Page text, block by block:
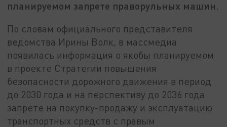
планируемом запрете праворульных машин.
По словам официального представителя
ведомства Ирины Волк, в массмедиа
появилась информация о якобы планируемом
в проекте Стратегии повышения
безопасности дорожного движения в период
до 2030 года и на перспективу до 2036 года
запрете на покупку-продажу и эксплуатацию
транспортных средств с правым